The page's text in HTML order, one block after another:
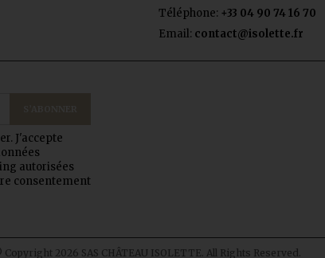
Téléphone: +33 04 90 74 16 70
Email: contact@isolette.fr
J'accepte
autorisées
consentement
Copyright 2026 SAS CHÂTEAU ISOLETTE. All Rights Reserved.